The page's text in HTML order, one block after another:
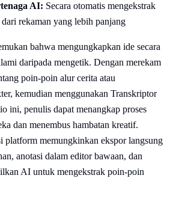
AI: Secara otomatis mengekstrak
rekaman yang lebih panjang
bahwa mengungkapkan ide secara
daripada mengetik. Dengan merekam
poin-poin alur cerita atau
kemudian menggunakan Transkriptor
ini, penulis dapat menangkap proses
dan menembus hambatan kreatif.
platform memungkinkan ekspor langsung
anotasi dalam editor bawaan, dan
AI untuk mengekstrak poin-poin